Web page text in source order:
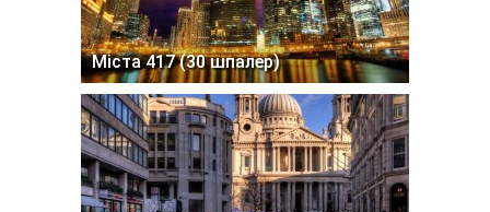
Міста 417 (30 шпалер)